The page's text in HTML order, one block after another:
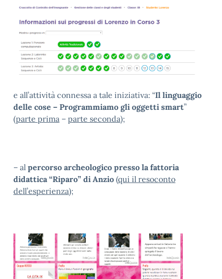
e all’attività connessa a tale iniziativa: “Il linguaggio
delle cose – Programmiamo gli oggetti smart”
(parte prima – parte seconda);
– al percorso archeologico presso la fattoria
didattica “Riparo” di Anzio (qui il resoconto
dell’esperienza);